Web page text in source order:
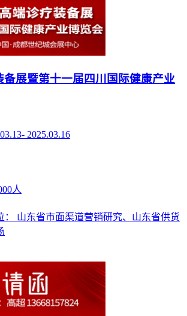
备展暨第十一届四川国际健康产业
2025.03.16
人
： 山东省市面渠道营销研究、山东省供货